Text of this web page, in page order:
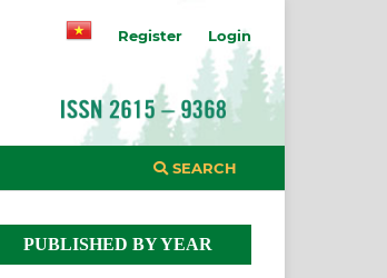
SEARCH
Register Login
PUBLISHED BY YEAR